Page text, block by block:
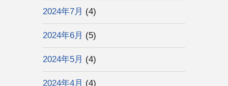
2024年7月 (4)
2024年6月 (5)
2024年5月 (4)
2024年4月 (4)